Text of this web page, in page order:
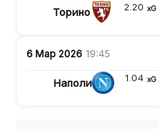
Торино 2.20 xG
6 Мар 2026 19:45
Наполи 1.04 xG